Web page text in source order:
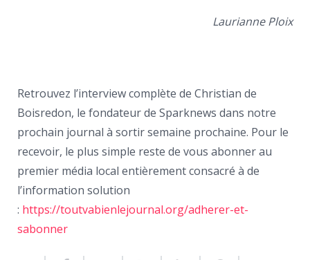
Laurianne Ploix
Retrouvez l’interview complète de Christian de
Boisredon, le fondateur de Sparknews dans notre
prochain journal à sortir semaine prochaine. Pour le
recevoir, le plus simple reste de vous abonner au
premier média local entièrement consacré à de
l’information solution
: https://toutvabienlejournal.org/adherer-et-
sabonner